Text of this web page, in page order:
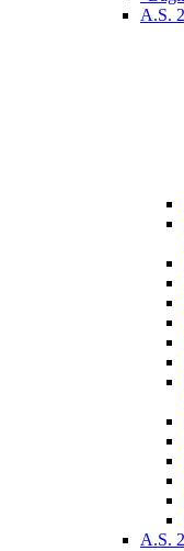
A.S.
A.S.